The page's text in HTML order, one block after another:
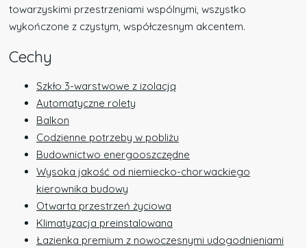
towarzyskimi przestrzeniami wspólnymi, wszystko
wykończone z czystym, współczesnym akcentem.
Cechy
Szkło 3-warstwowe z izolacją
Automatyczne rolety
Balkon
Codzienne potrzeby w pobliżu
Budownictwo energooszczędne
Wysoka jakość od niemiecko-chorwackiego
kierownika budowy
Otwarta przestrzeń życiowa
Klimatyzacja preinstalowana
Łazienka premium z nowoczesnymi udogodnieniami